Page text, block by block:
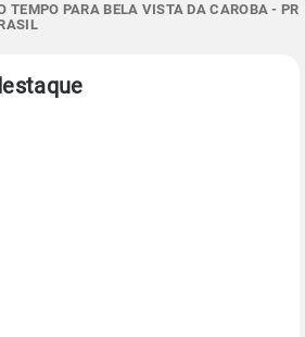
TEMPO PARA BELA VISTA DA CAROBA - PR